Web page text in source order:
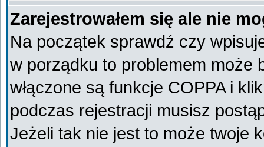
Zarejestrowałem się ale nie
Na początek sprawdź czy
w porządku to problemem może
włączone są funkcje COPPA i
podczas rejestracji musisz
Jeżeli tak nie jest to może twoje